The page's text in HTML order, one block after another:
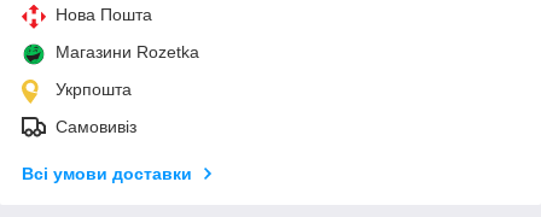
Нова Пошта
Магазини Rozetka
Укрпошта
Самовивіз
Всі умови доставки